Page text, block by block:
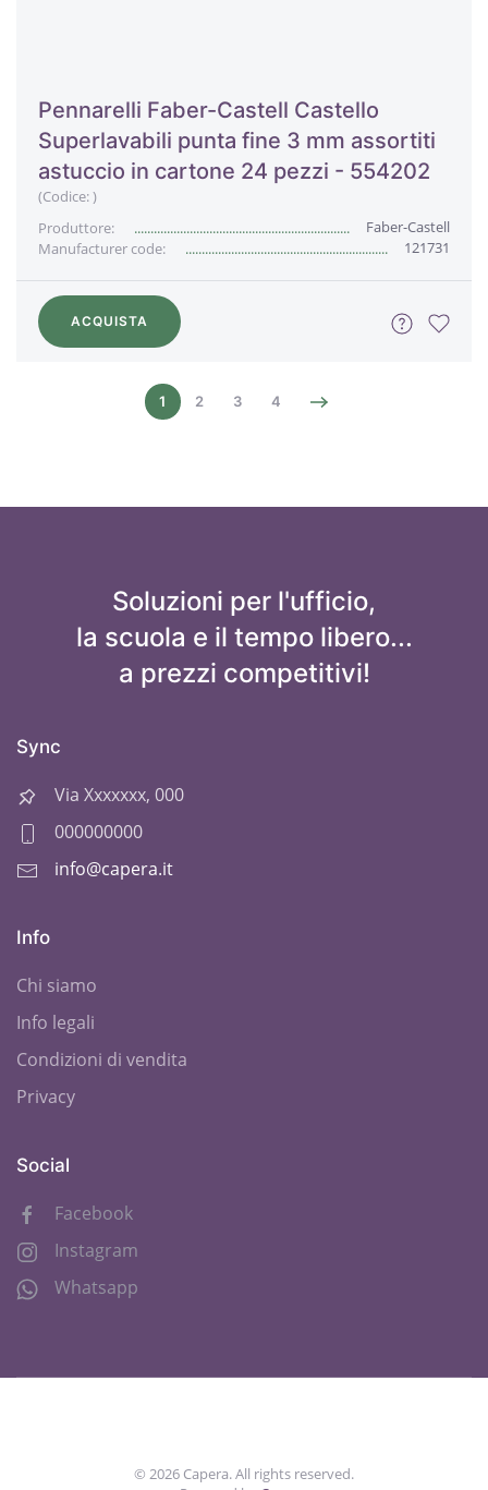
Pennarelli Faber-Castell Castello
Superlavabili punta fine 3 mm assortiti
astuccio in cartone 24 pezzi - 554202
(Codice:)
Produttore:
Faber-Castell
Manufacturer code:
121731
ACQUISTA
1 2 3 4
Soluzioni per l'ufficio,
la scuola e il tempo libero...
a prezzi competitivi!
Sync
Via Xxxxxxx, 000
000000000
info@capera.it
Info
Chi siamo
Info legali
Condizioni di vendita
Privacy
Social
Facebook
Instagram
Whatsapp
© 2026 Capera. All rights reserved.